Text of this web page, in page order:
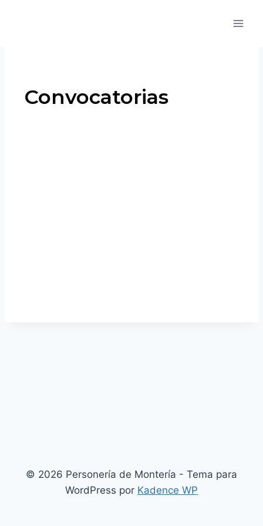
Convocatorias
© 2026 Personería de Montería - Tema para
WordPress por Kadence WP